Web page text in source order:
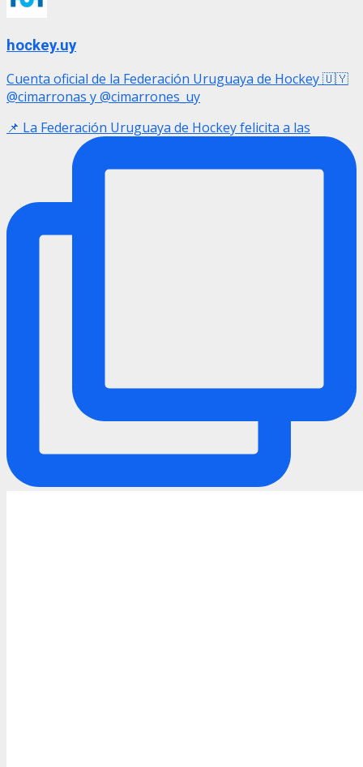
hockey.uy
Cuenta oficial de la Federación Uruguaya de Hockey 🇺🇾
@cimarronas y @cimarrones_uy
📌 La Federación Uruguaya de Hockey felicita a las